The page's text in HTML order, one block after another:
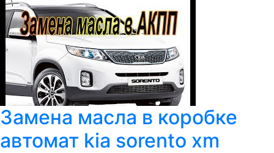
Замена масла в коробке
автомат kia sorento xm